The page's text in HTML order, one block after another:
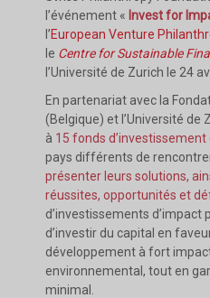
l’événement « Invest for
l’European Venture
le Centre for Sustainable
l’Université de Zurich le 24
En partenariat avec la
(Belgique) et l’Université de
à 15 fonds d’investissement
pays différents de
présenter leurs solutions,
réussites, opportunités et
d’investissements
d’investir du capital en
développement à fort
environnemental, tout en
minimal.